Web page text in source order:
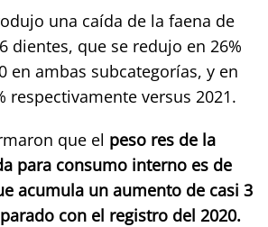
una caída de la faena de
dientes, que se redujo en 26%
en ambas subcategorías, y en
respectivamente versus 2021.
que el peso res de la
para consumo interno es de
acumula un aumento de casi 3
con el registro del 2020.